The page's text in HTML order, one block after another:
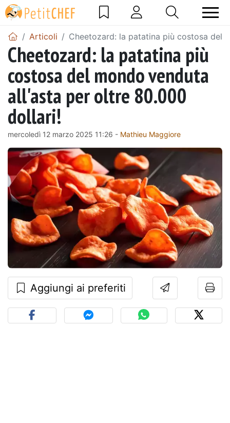
Articoli Cheetozard: la patatina più costosa del
Cheetozard: la patatina più
costosa del mondo venduta
all'asta per oltre 80.000
dollari!
mercoledì 12 marzo 2025 11:26 - Mathieu Maggiore
Aggiungi ai preferiti